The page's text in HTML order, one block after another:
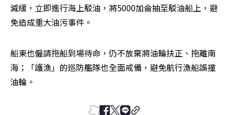
減緩，立即進行海上駁油，將5000加侖抽至駁油船上，避
免造成重大油污事件。
船東也僱請拖船到場待命，仍不放棄將油輪扶正、拖離南
海；「護漁」的巡防艦隊也全面戒備，避免航行漁船誤撞
油輪。